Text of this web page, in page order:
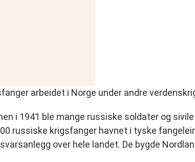
arbeidet i Norge under andre
i 1941 ble mange russiske soldater og
russiske krigsfanger havnet i tyske
over hele landet. De bygde